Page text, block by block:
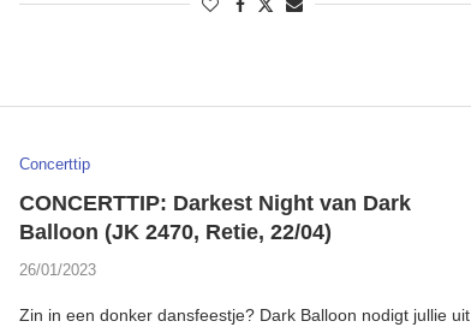
Concerttip
CONCERTTIP: Darkest Night van Dark
Balloon (JK 2470, Retie, 22/04)
26/01/2023
Zin in een donker dansfeestje? Dark Balloon nodigt jullie uit